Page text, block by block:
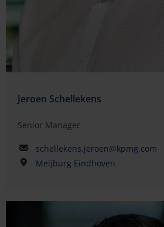
Jeroen Schellekens
Senior Manager
schellekens.jeroen@kpmg.com
Meijburg Eindhoven